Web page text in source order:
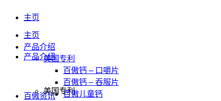
主页
产品介绍
美国专利
百傲资讯
主页
产品介绍
美国专利
百傲钙 – 口嚼片
百傲钙 – 吞服片
百傲儿童钙